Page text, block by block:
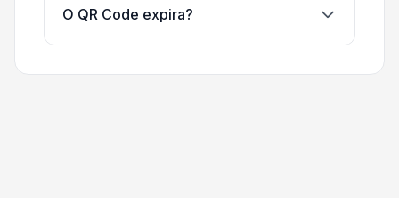
O QR Code expira?